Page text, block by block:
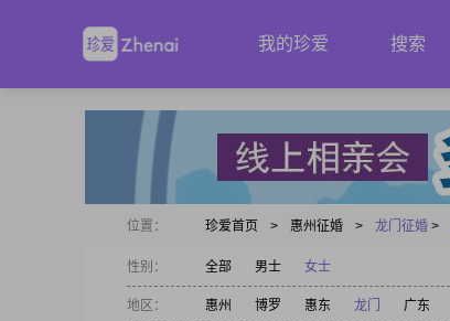
我的珍爱 搜索
位置： 珍爱首页 > 惠州征婚 > 龙门征婚 >
性别： 全部 男士 女士
地区： 惠州 博罗 惠东 龙门 广东